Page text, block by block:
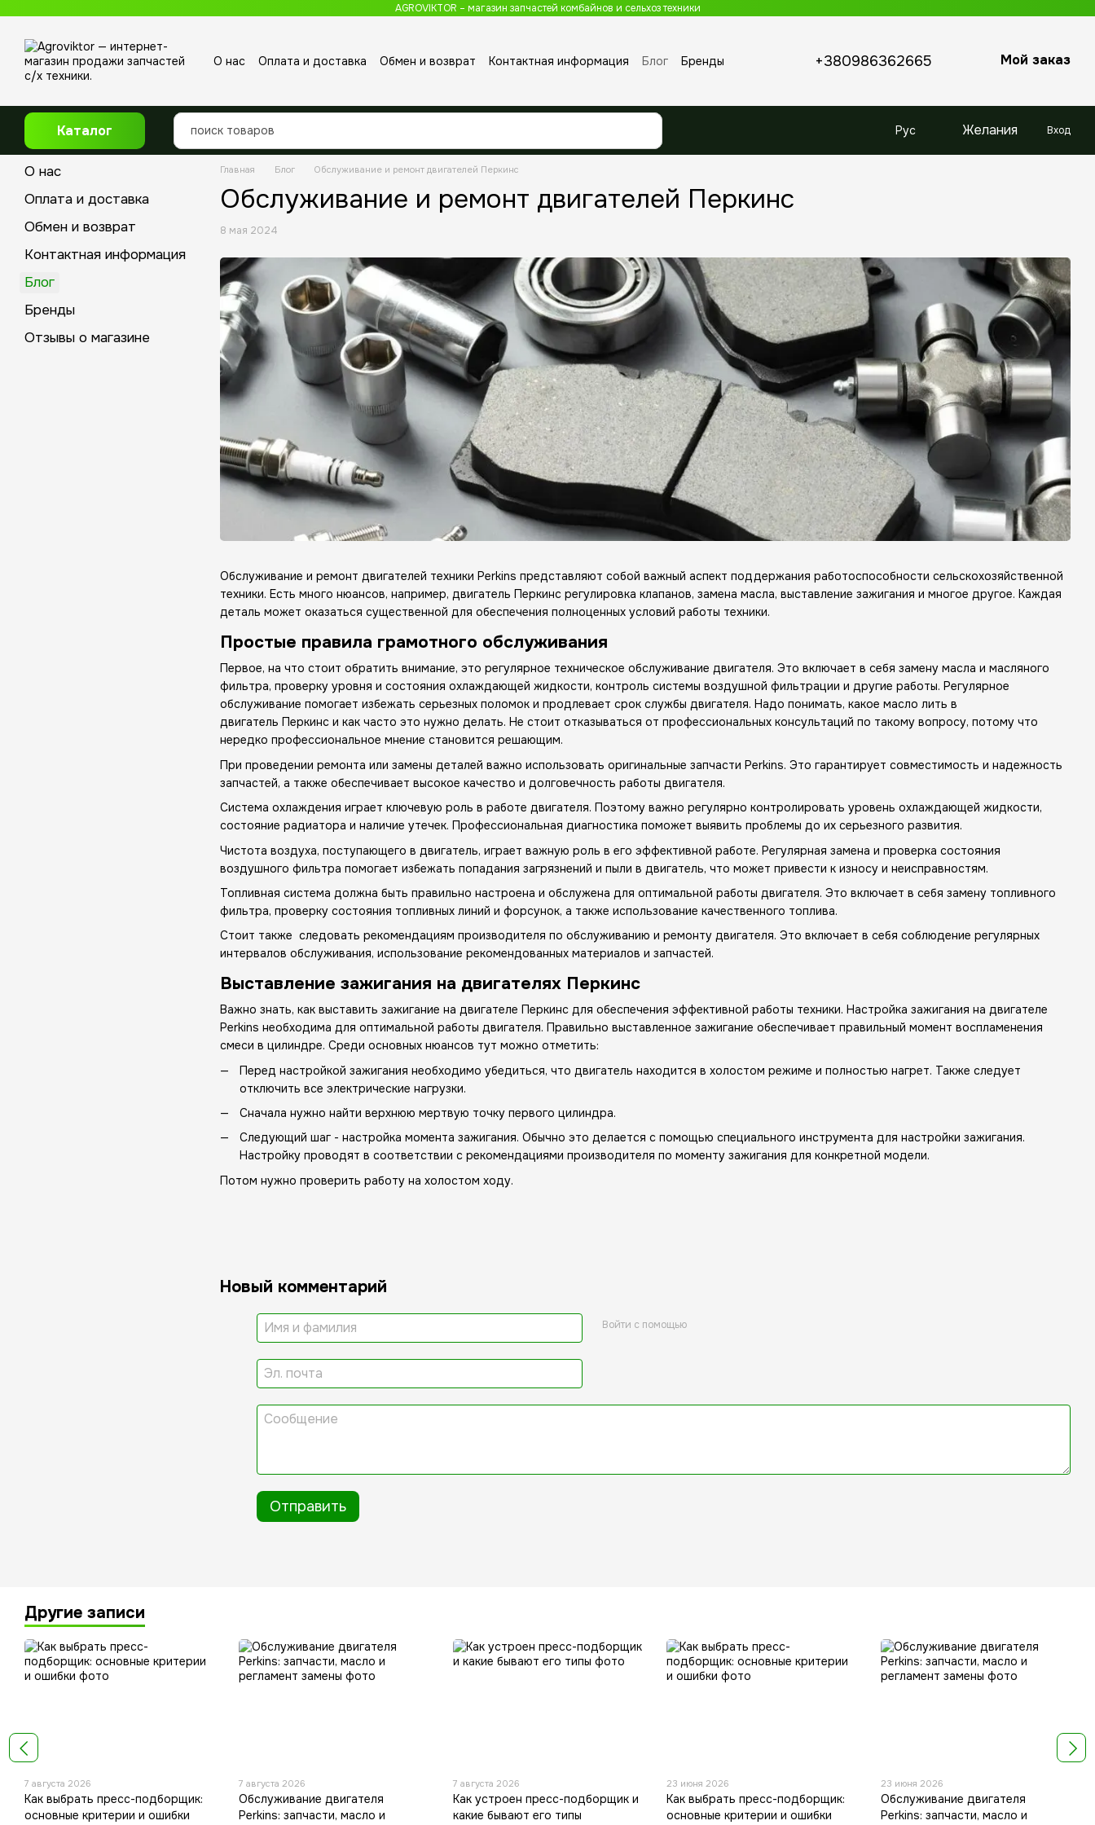
AGROVIKTOR – магазин запчастей комбайнов и сельхоз техники
О нас Оплата и доставка Обмен и возврат Контактная информация Блог
Бренды
+380986362665 Мой заказ
Каталог Рус Желания Вход
Главная Блог Обслуживание и ремонт двигателей Перкинс
Обслуживание и ремонт двигателей Перкинс
8 мая 2024
Обслуживание и ремонт двигателей техники Perkins представляют собой важный аспект поддержания работоспособности сельскохозяйственной
техники. Есть много нюансов, например, двигатель Перкинс регулировка клапанов, замена масла, выставление зажигания и многое другое. Каждая
деталь может оказаться существенной для обеспечения полноценных условий работы техники.
Простые правила грамотного обслуживания
Первое, на что стоит обратить внимание, это регулярное техническое обслуживание двигателя. Это включает в себя замену масла и масляного
фильтра, проверку уровня и состояния охлаждающей жидкости, контроль системы воздушной фильтрации и другие работы. Регулярное
обслуживание помогает избежать серьезных поломок и продлевает срок службы двигателя. Надо понимать, какое масло лить в
двигатель Перкинс и как часто это нужно делать. Не стоит отказываться от профессиональных консультаций по такому вопросу, потому что
нередко профессиональное мнение становится решающим.
При проведении ремонта или замены деталей важно использовать оригинальные запчасти Perkins. Это гарантирует совместимость и надежность
запчастей, а также обеспечивает высокое качество и долговечность работы двигателя.
Система охлаждения играет ключевую роль в работе двигателя. Поэтому важно регулярно контролировать уровень охлаждающей жидкости,
состояние радиатора и наличие утечек. Профессиональная диагностика поможет выявить проблемы до их серьезного развития.
Чистота воздуха, поступающего в двигатель, играет важную роль в его эффективной работе. Регулярная замена и проверка состояния
воздушного фильтра помогает избежать попадания загрязнений и пыли в двигатель, что может привести к износу и неисправностям.
Топливная система должна быть правильно настроена и обслужена для оптимальной работы двигателя. Это включает в себя замену топливного
фильтра, проверку состояния топливных линий и форсунок, а также использование качественного топлива.
Стоит также следовать рекомендациям производителя по обслуживанию и ремонту двигателя. Это включает в себя соблюдение регулярных
интервалов обслуживания, использование рекомендованных материалов и запчастей.
Выставление зажигания на двигателях Перкинс
Важно знать, как выставить зажигание на двигателе Перкинс для обеспечения эффективной работы техники. Настройка зажигания на двигателе
Perkins необходима для оптимальной работы двигателя. Правильно выставленное зажигание обеспечивает правильный момент воспламенения
смеси в цилиндре. Среди основных нюансов тут можно отметить:
Перед настройкой зажигания необходимо убедиться, что двигатель находится в холостом режиме и полностью нагрет. Также следует
отключить все электрические нагрузки.
Сначала нужно найти верхнюю мертвую точку первого цилиндра.
Следующий шаг - настройка момента зажигания. Обычно это делается с помощью специального инструмента для настройки зажигания.
Настройку проводят в соответствии с рекомендациями производителя по моменту зажигания для конкретной модели.
Потом нужно проверить работу на холостом ходу.
Новый комментарий
Войти с помощью
Отправить
О нас
Оплата и доставка
Обмен и возврат
Контактная информация
Блог
Бренды
Отзывы о магазине
Другие записи
7 августа 2026
Как выбрать пресс-подборщик:
основные критерии и ошибки
7 августа 2026
Обслуживание двигателя
Perkins: запчасти, масло и
7 августа 2026
Как устроен пресс-подборщик и
какие бывают его типы
23 июня 2026
Как выбрать пресс-подборщик:
основные критерии и ошибки
23 июня 2026
Обслуживание двигателя
Perkins: запчасти, масло и